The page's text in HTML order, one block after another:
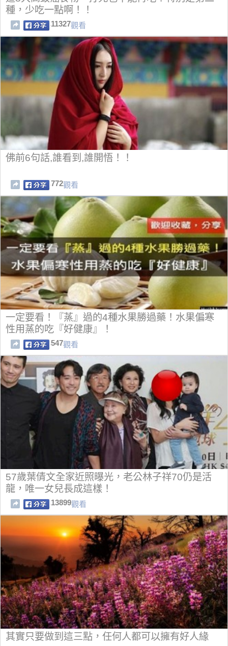
種，少吃一點啊！！
11327觀看
佛前6句話,誰看到,誰開悟！！
772觀看
一定要看！『蒸』過的4種水果勝過藥！水果偏寒
性用蒸的吃『好健康』！
547觀看
57歲葉倩文全家近照曝光，老公林子祥70仍是活
龍，唯一女兒長成這樣！
13899觀看
其實只要做到這三點，任何人都可以擁有好人緣